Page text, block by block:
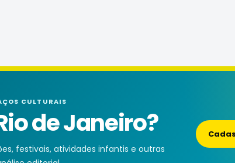
CULTURAIS
de Janeiro?
festivais, atividades infantis e outras